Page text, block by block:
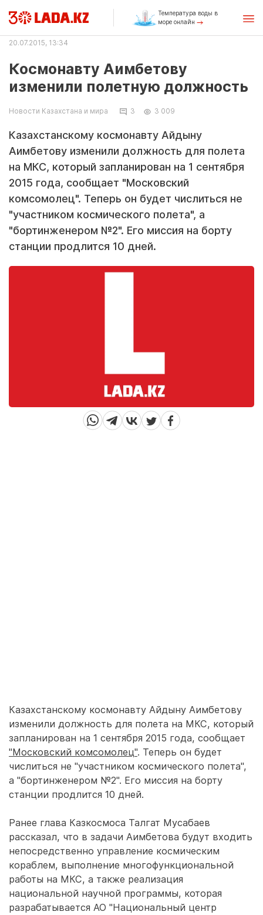
Температура воды в
море онлайн
20.07.2015, 13:34
Космонавту Аимбетову
изменили полетную должность
Новости Казахстана и мира 3 3 009
Казахстанскому космонавту Айдыну
Аимбетову изменили должность для полета
на МКС, который запланирован на 1 сентября
2015 года, сообщает "Московский
комсомолец". Теперь он будет числиться не
"участником космического полета", а
"бортинженером №2". Его миссия на борту
станции продлится 10 дней.
Казахстанскому космонавту Айдыну Аимбетову
изменили должность для полета на МКС, который
запланирован на 1 сентября 2015 года, сообщает
"Московский комсомолец". Теперь он будет
числиться не "участником космического полета",
а "бортинженером №2". Его миссия на борту
станции продлится 10 дней.
Ранее глава Казкосмоса Талгат Мусабаев
рассказал, что в задачи Аимбетова будут входить
непосредственно управление космическим
кораблем, выполнение многофункциональной
работы на МКС, а также реализация
национальной научной программы, которая
разрабатывается АО "Национальный центр